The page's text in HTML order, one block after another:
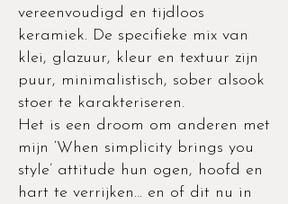
vereenvoudigd en tijdloos
keramiek. De specifieke mix van
klei, glazuur, kleur en textuur zijn
puur, minimalistisch, sober alsook
stoer te karakteriseren.
Het is een droom om anderen met
mijn ‘When simplicity brings you
style’ attitude hun ogen, hoofd en
hart te verrijken… en of dit nu in